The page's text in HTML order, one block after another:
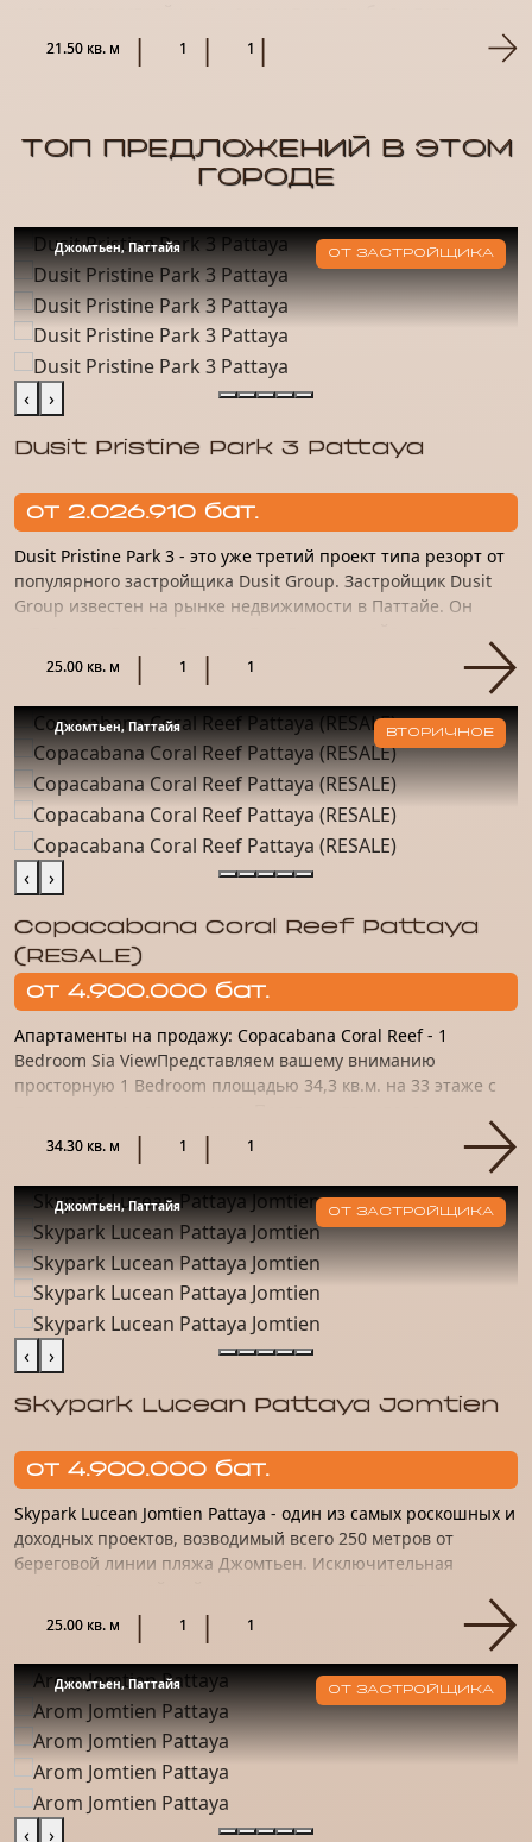
21.50 кв. м 1 1
ТОП ПРЕДЛОЖЕНИЙ В ЭТОМ
ГОРОДЕ
Джомтьен, Паттайя ОТ ЗАСТРОЙЩИКА
‹ ›
Dusit Pristine Park 3 Pattaya
от 2.026.910 бат.
Dusit Pristine Park 3 - это уже третий проект типа резорт от
популярного застройщика Dusit Group. Застройщик Dusit
Group известен на рынке недвижимости в Паттайе. Он
курортного...
25.00 кв. м 1 1
Джомтьен, Паттайя ВТОРИЧНОЕ
‹ ›
Copacabana Coral Reef Pattaya
(RESALE)
от 4.900.000 бат.
Апартаменты на продажу: Copacabana Coral Reef - 1
Bedroom Sia ViewПредставляем вашему вниманию
просторную 1 Bedroom площадью 34,3 кв.м. на 33 этаже с
качественным материало...
34.30 кв. м 1 1
Джомтьен, Паттайя ОТ ЗАСТРОЙЩИКА
‹ ›
Skypark Lucean Pattaya Jomtien
от 4.900.000 бат.
Skypark Lucean Jomtien Pattaya - один из самых роскошных и
доходных проектов, возводимый всего 250 метров от
береговой линии пляжа Джомтьен. Исключительная
конфиденциальность...
25.00 кв. м 1 1
Джомтьен, Паттайя ОТ ЗАСТРОЙЩИКА
‹ ›